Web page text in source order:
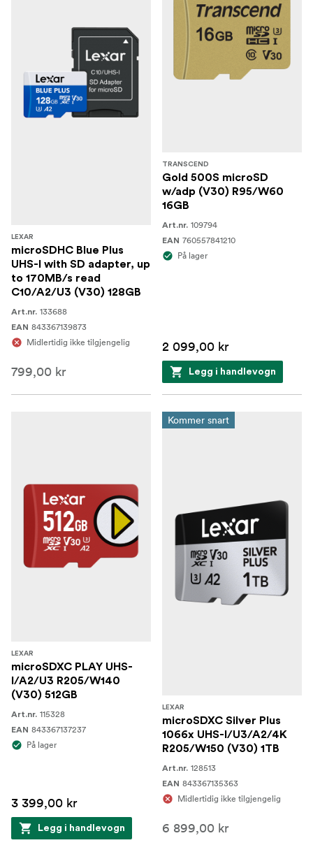
LEXAR
microSDHC Blue Plus
UHS-I with SD adapter, up
to 170MB/s read
C10/A2/U3 (V30) 128GB
Art.nr. 133688
EAN 843367139873
Midlertidig ikke tilgjengelig
799,00 kr
TRANSCEND
Gold 500S microSD
w/adp (V30) R95/W60
16GB
Art.nr. 109794
EAN 760557841210
På lager
2 099,00 kr
Legg i handlevogn
LEXAR
microSDXC PLAY UHS-
I/A2/U3 R205/W140
(V30) 512GB
Art.nr. 115328
EAN 843367137237
På lager
3 399,00 kr
Legg i handlevogn
Kommer snart
LEXAR
microSDXC Silver Plus
1066x UHS-I/U3/A2/4K
R205/W150 (V30) 1TB
Art.nr. 128513
EAN 843367135363
Midlertidig ikke tilgjengelig
6 899,00 kr